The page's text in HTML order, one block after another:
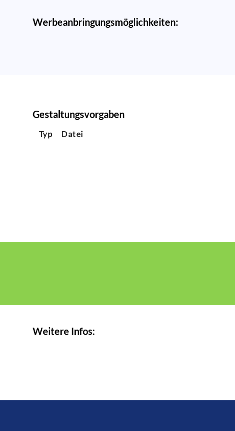
Werbeanbringungsmöglichkeiten:
Gestaltungsvorgaben
Typ Datei
Weitere Infos: